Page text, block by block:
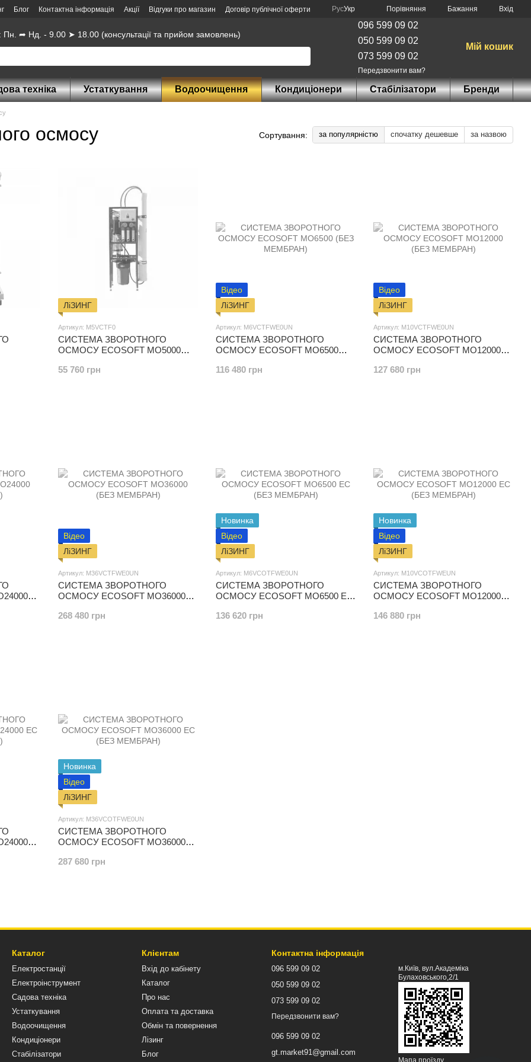
Блог Контактна інформація Акції Відгуки про магазин Договір публічної оферти РусУкр Порівняння Бажання Вхід
Пн. ➦ Нд. - 9.00 ➤ 18.00 (консультації та прийом замовлень)
096 599 09 02
050 599 09 02
073 599 09 02
Передзвонити вам?
Мій кошик
техніка Устаткування Водоочищення Кондиціонери Стабілізатори Бренди
осмосу Сортування: за популярністю спочатку дешевше за назвою
ЛіЗИНГ
Артикул: M5VCTF0
СИСТЕМА ЗВОРОТНОГО
ОСМОСУ ECOSOFT MO5000
55 760 грн
Відео
ЛіЗИНГ
Артикул: M6VCTFWE0UN
СИСТЕМА ЗВОРОТНОГО
ОСМОСУ ECOSOFT MO6500
116 480 грн
Відео
ЛіЗИНГ
Артикул: M10VCTFWE0UN
СИСТЕМА ЗВОРОТНОГО
ОСМОСУ ECOSOFT MO12000
127 680 грн
Відео
ЛіЗИНГ
Артикул: M36VCTFWE0UN
СИСТЕМА ЗВОРОТНОГО
ОСМОСУ ECOSOFT MO36000
268 480 грн
Новинка
Відео
ЛіЗИНГ
Артикул: M6VCOTFWE0UN
СИСТЕМА ЗВОРОТНОГО
ОСМОСУ ECOSOFT MO6500 EC
136 620 грн
Новинка
Відео
ЛіЗИНГ
Артикул: M10VCOTFWEUN
СИСТЕМА ЗВОРОТНОГО
ОСМОСУ ECOSOFT MO12000
146 880 грн
Новинка
Відео
ЛіЗИНГ
Артикул: M36VCOTFWE0UN
СИСТЕМА ЗВОРОТНОГО
ОСМОСУ ECOSOFT MO36000
287 680 грн
Каталог
Електростанції
Електроінструмент
Садова техніка
Устаткування
Водоочищення
Кондиціонери
Стабілізатори
Клієнтам
Вхід до кабінету
Каталог
Про нас
Оплата та доставка
Обмін та повернення
Лізинг
Блог
Контактна інформація
096 599 09 02
050 599 09 02
073 599 09 02
Передзвонити вам?
096 599 09 02
gt.market91@gmail.com
м.Київ, вул.Академіка
Булаховського,2/1
Мапа проїзду